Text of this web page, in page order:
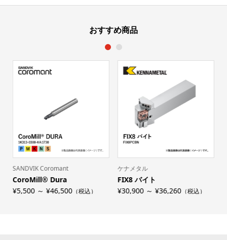
おすすめ商品
SANDVIK Coromant
CoroMill® Dura
¥5,500 ～ ¥46,500（税込）
ケナメタル
FIX8 バイト
¥30,900 ～ ¥36,260（税込）
1 2